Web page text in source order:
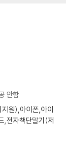
「라이프 오브 파
르메니데스, 아인
기
안함
원),아이폰,아이
,전자책단말기(저